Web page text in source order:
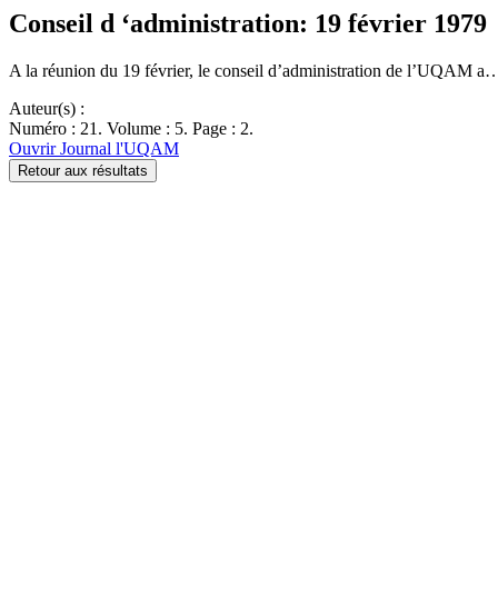
Conseil d ‘administration: 19 février 1979
A la réunion du 19 février, le conseil d’administration de l’UQAM
Auteur(s) :
Numéro : 21. Volume : 5. Page : 2.
Ouvrir Journal l'UQAM
Retour aux résultats